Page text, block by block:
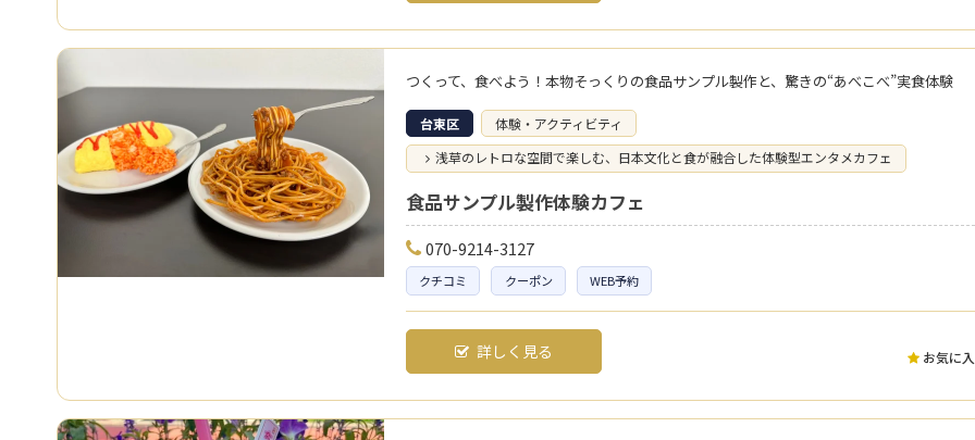
つくって、食べよう！本物そっくりの食品サンプル製作と、驚きの“あべこべ”実食体験
台東区
体験・アクティビティ
浅草のレトロな空間で楽しむ、日本文化と食が融合した体験型エンタメカフェ
お気に
食品サンプル製作体験カフェ
070-9214-3127
クチコミ クーポン WEB予約
詳しく見る